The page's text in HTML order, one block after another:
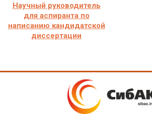
Научный руководитель
для аспиранта по
написанию кандидатской
диссертации